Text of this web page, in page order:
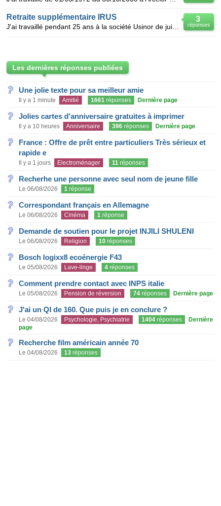
3
réponses
Retraite supplémentaire IRUS
Les dernières réponses publiées
Une jolie texte pour sa meilleur amie
Il y a 1 minute Amitié 1661 réponses Dernière page
Jolies cartes d'anniversaire gratuites à imprimer
Il y a 10 heures Anniversaire 396 réponses Dernière page
France : Offre de prêt entre particuliers Très sérieux et
rapide e
Il y a 1 jours Electroménager 11 réponses
Recherhe une personne avec seul nom de jeune fille
Le 06/08/2026 1 réponse
Correspondant français en Allemagne
Le 06/08/2026 Cinéma 1 réponse
Demande de soutien pour le projet INJILI SHULENI
Le 06/08/2026 Religion 10 réponses
Bosch logixx8 ecoénergie F43
Le 05/08/2026 Lave-linge 4 réponses
Comment prendre contact avec INPS italie
Le 05/08/2026 Pension de réversion 74 réponses Dernière page
J'ai un QI de 160. Que puis je en conclure ?
Le 04/08/2026 Psychologie, Psychiatrie 1404 réponses
Dernière
page
Recherche film américain année 70
Le 04/08/2026 13 réponses